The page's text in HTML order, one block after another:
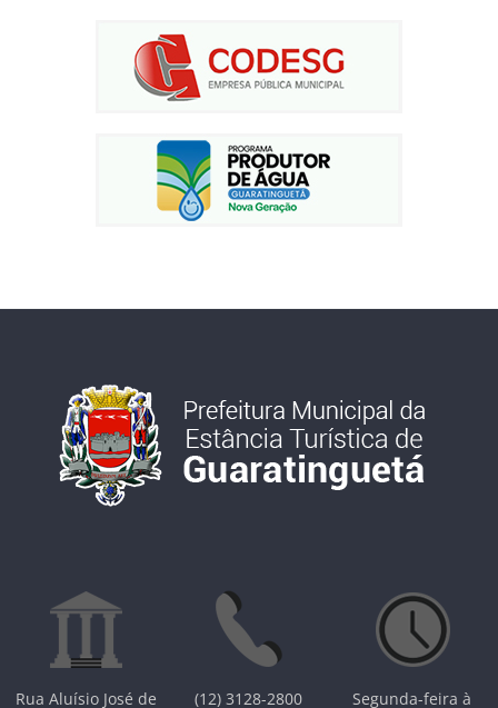
Rua Aluísio José de (12) 3128-2800 Segunda-feira à